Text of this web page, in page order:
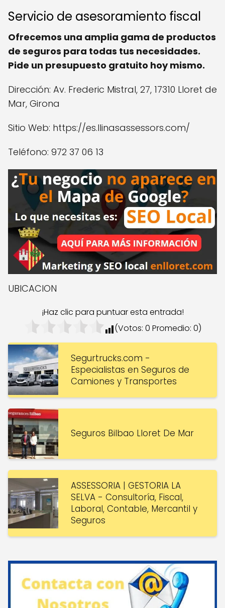
Servicio de asesoramiento fiscal
Ofrecemos una amplia gama de productos
de seguros para todas tus necesidades.
Pide un presupuesto gratuito hoy mismo.
Dirección: Av. Frederic Mistral, 27, 17310 Lloret de
Mar, Girona
Sitio Web: https://es.llinasassessors.com/
Teléfono: 972 37 06 13
UBICACION
¡Haz clic para puntuar esta entrada!
(Votos: 0 Promedio: 0)
Segurtrucks.com -
Especialistas en Seguros de
Camiones y Transportes
Seguros Bilbao Lloret De Mar
ASSESSORIA | GESTORIA LA
SELVA - Consultoría, Fiscal,
Laboral, Contable, Mercantil y
Seguros